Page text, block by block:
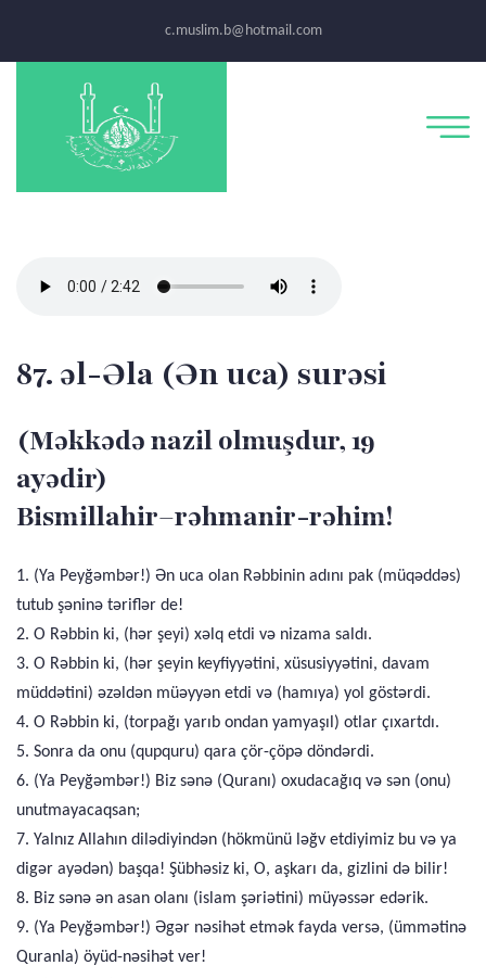
c.muslim.b@hotmail.com
87. əl-Əla (Ən uca) surəsi
(Məkkədə nazil olmuşdur, 19
ayədir)
Bismillahir–rəhmanir-rəhim!
1. (Ya Peyğəmbər!) Ən uca olan Rəbbinin adını pak (müqəddəs)
tutub şəninə təriflər de!
2. O Rəbbin ki, (hər şeyi) xəlq etdi və nizama saldı.
3. O Rəbbin ki, (hər şeyin keyfiyyətini, xüsusiyyətini, davam
müddətini) əzəldən müəyyən etdi və (hamıya) yol göstərdi.
4. O Rəbbin ki, (torpağı yarıb ondan yamyaşıl) otlar çıxartdı.
5. Sonra da onu (qupquru) qara çör-çöpə döndərdi.
6. (Ya Peyğəmbər!) Biz sənə (Quranı) oxudacağıq və sən (onu)
unutmayacaqsan;
7. Yalnız Allahın dilədiyindən (hökmünü ləğv etdiyimiz bu və ya
digər ayədən) başqa! Şübhəsiz ki, O, aşkarı da, gizlini də bilir!
8. Biz sənə ən asan olanı (islam şəriətini) müyəssər edərik.
9. (Ya Peyğəmbər!) Əgər nəsihət etmək fayda versə, (ümmətinə
Quranla) öyüd-nəsihət ver!